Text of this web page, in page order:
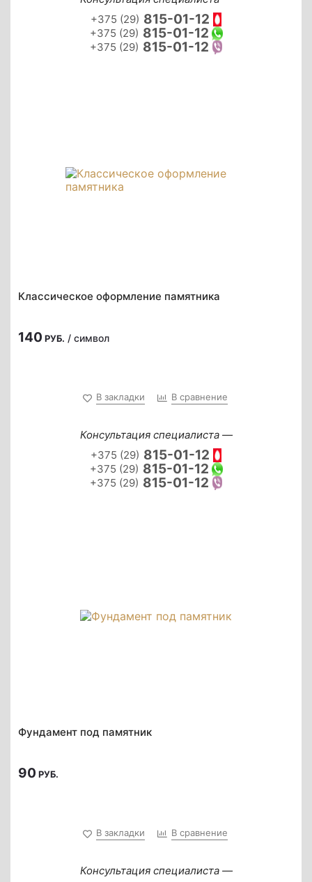
+375 (29) 815-01-12
+375 (29) 815-01-12
+375 (29) 815-01-12
Классическое оформление памятника
140 РУБ. / символ
В закладки В сравнение
Консультация специалиста —
+375 (29) 815-01-12
+375 (29) 815-01-12
+375 (29) 815-01-12
Фундамент под памятник
90 РУБ.
В закладки В сравнение
Консультация специалиста —